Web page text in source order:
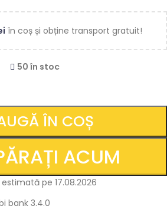
în coș și obține transport gratuit!
50 în stoc
ÎN COȘ
ACUM
estimată pe 17.08.2026